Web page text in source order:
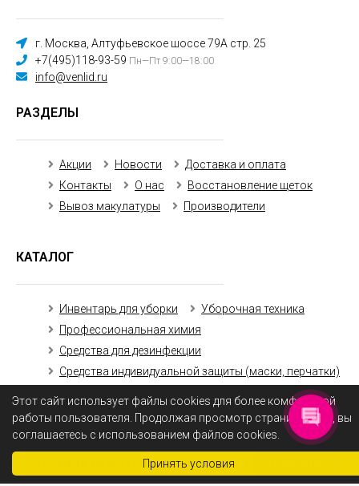
Принять условия
Этот сайт использует файлы cookies для более комфортной
работы пользователя. Продолжая просмотр страниц сайта, вы
соглашаетесь с использованием файлов cookies.
г. Москва, Алтуфьевское шоссе 79А стр. 25
+7(495)118-93-59 Пн—Пт 9:00—18:00
info@venlid.ru
РАЗДЕЛЫ
Акции Новости
Доставка и оплата
Контакты
О нас
Восстановление щеток
Вывоз макулатуры
Производители
КАТАЛОГ
Инвентарь для уборки
Уборочная техника
Профессиональная химия
Средства для дезинфекции
Средства индивидуальной защиты (маски, перчатки)
Получить оптовый прайс-лист